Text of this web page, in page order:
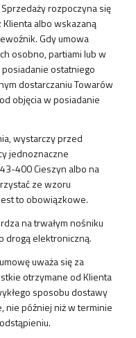
rozpoczyna się
albo wskazaną
Gdy umowa
osobno, partiami lub w
ostatniego
dostarczaniu Towarów
objęcia w posiadanie
wystarczy przed
jednoznaczne
400 Cieszyn albo na
ze wzoru
to obowiązkowe.
na trwałym nośniku
drogą elektroniczną.
uważa się za
otrzymane od Klienta
sposobu dostawy
nie później niż w terminie